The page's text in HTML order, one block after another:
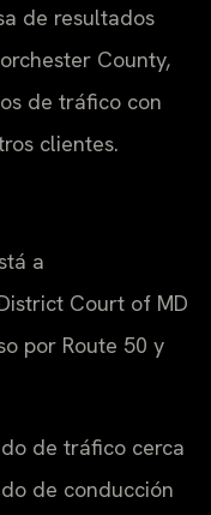
de resultados
County,
de tráfico con
clientes.
a
Court of MD
por Route 50 y
de tráfico cerca
de conducción